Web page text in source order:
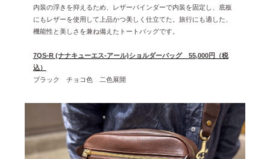
2022年8月 [1]
2022年5月 [1]
2022年4月 [3]
2020年8月 [1]
2019年12月 [1]
2019年11月 [2]
内装の浮きを抑えるため、レザーバインダーで内装を固定し、底板
にもレザーを使用して上品かつ美しく仕立てた。旅行にも適した、
機能性と美しさを兼ね備えたトートバッグです。
7QS-R (ナナキューエス-アール)ショルダーバッグ 55,000円（税
込）
ブラック チョコ色 二色展開